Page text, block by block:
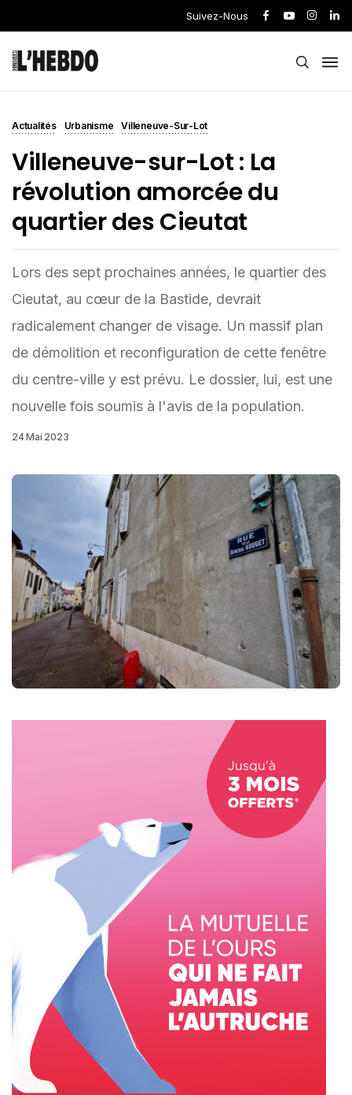
Suivez-Nous
Actualités Urbanisme Villeneuve-Sur-Lot
Villeneuve-sur-Lot : La
révolution amorcée du
quartier des Cieutat
Lors des sept prochaines années, le quartier des
Cieutat, au cœur de la Bastide, devrait
radicalement changer de visage. Un massif plan
de démolition et reconfiguration de cette fenêtre
du centre-ville y est prévu. Le dossier, lui, est une
nouvelle fois soumis à l'avis de la population.
24 Mai 2023